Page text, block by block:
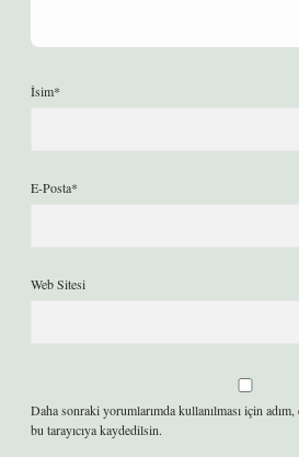
İsim*
E-Posta*
Web Sitesi
Daha sonraki yorumlarımda kullanılması için
bu tarayıcıya kaydedilsin.